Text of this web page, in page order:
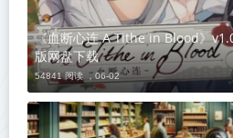
《血断心连 A Tithe in Blood》
版网盘下载
54841 阅读 ， 06-02